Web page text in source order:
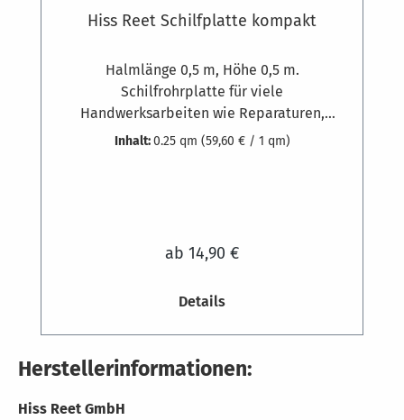
Hiss Reet Schilfplatte kompakt
Halmlänge 0,5 m, Höhe 0,5 m.
Schilfrohrplatte für viele
Handwerksarbeiten wie Reparaturen,
Dämmung oder Bastelprojekte. Ausgesuchte
Inhalt:0.25 qm (59,60 € / 1 qm)
ab 14,90 €
Details
Herstellerinformationen:
Hiss Reet GmbH